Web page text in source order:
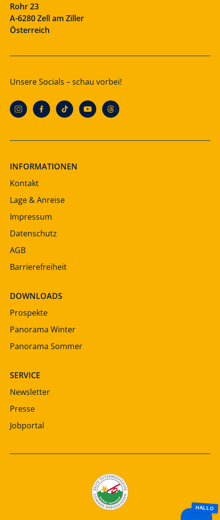
Rohr 23
A-6280 Zell am Ziller
Österreich
Unsere Socials – schau vorbei!
INFORMATIONEN
Kontakt
Lage & Anreise
Impressum
Datenschutz
AGB
Barrierefreiheit
DOWNLOADS
Prospekte
Panorama Winter
Panorama Sommer
SERVICE
Newsletter
Presse
Jobportal